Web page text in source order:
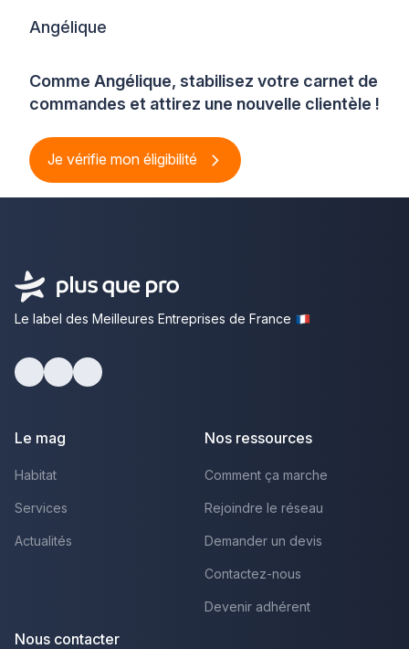
Comme Angélique, stabilisez votre carnet de
commandes et attirez une nouvelle clientèle !
Je vérifie mon éligibilité
Angélique
Le label des Meilleures Entreprises de France
Le mag
Habitat
Services
Actualités
Nos ressources
Comment ça marche
Rejoindre le réseau
Demander un devis
Contactez-nous
Devenir adhérent
Nous contacter